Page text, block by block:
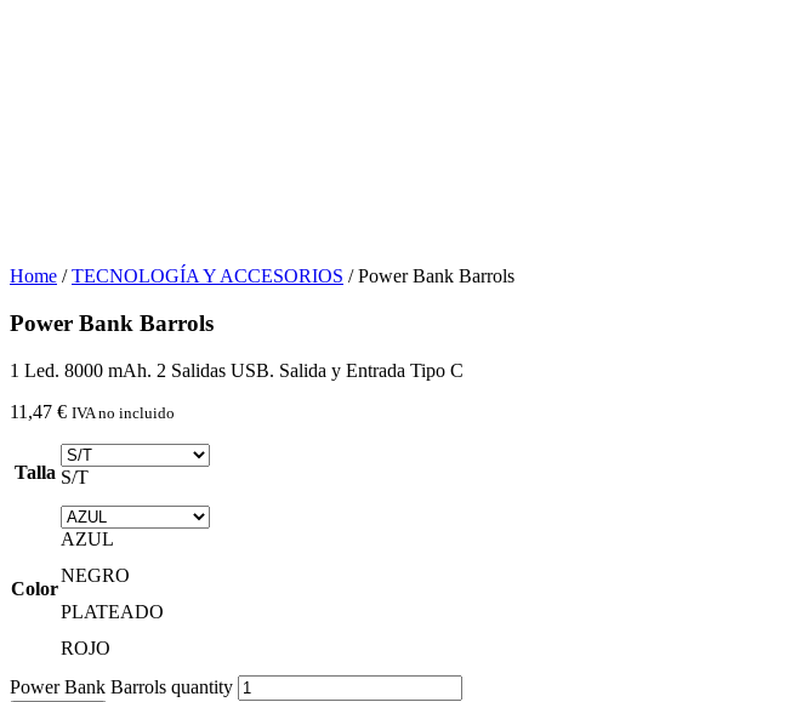
Home /TECNOLOGÍA Y ACCESORIOS / Power Bank Barrols
Power Bank Barrols
1 Led. 8000 mAh. 2 Salidas USB. Salida y Entrada Tipo C
11,47 € IVA no incluido
Talla S/T
Color
AZUL
NEGRO
PLATEADO
ROJO
Power Bank Barrols quantity